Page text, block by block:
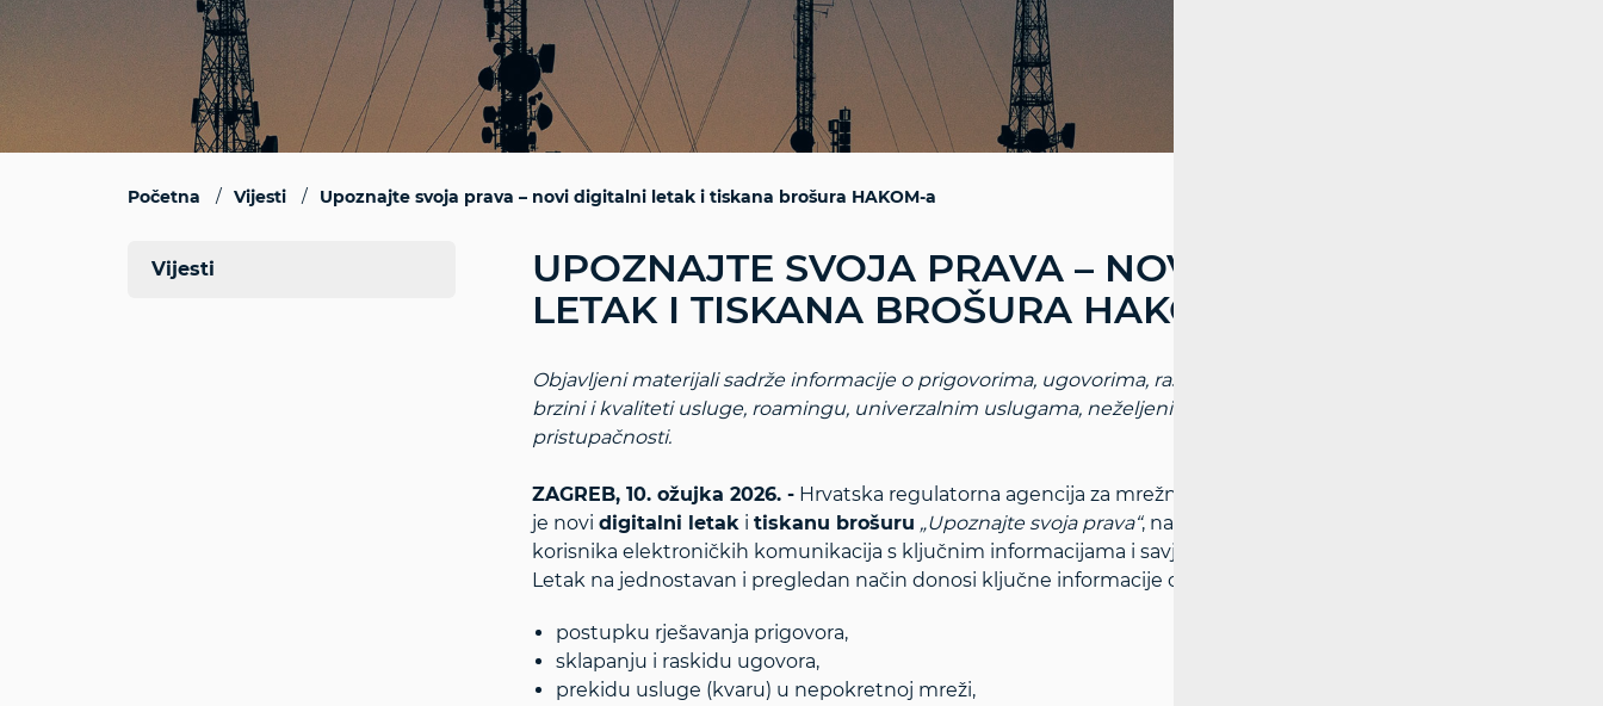
Početna Vijesti Upoznajte svoja prava – novi digitalni letak i tiskana brošura HAKOM-a
UPOZNAJTE SVOJA PRAVA – NOVI DIGITALNI
LETAK I TISKANA BROŠURA HAKOM-A
Objavljeni materijali sadrže informacije o prigovorima, ugovorima, raskidima ugovora, kvarovima,
brzini i kvaliteti usluge, roamingu, univerzalnim uslugama, neželjenim komunikacijama i
pristupačnosti.
ZAGREB, 10. ožujka 2026. - Hrvatska regulatorna agencija za mrežne djelatnosti (HAKOM) izradila
je novi digitalni letak i tiskanu brošuru „Upoznajte svoja prava“, namijenjene informiranju
korisnika elektroničkih komunikacija s ključnim informacijama i savjetima o njihovim pravima.
Letak na jednostavan i pregledan način donosi ključne informacije o:
postupku rješavanja prigovora,
sklapanju i raskidu ugovora,
prekidu usluge (kvaru) u nepokretnoj mreži,
Vijesti